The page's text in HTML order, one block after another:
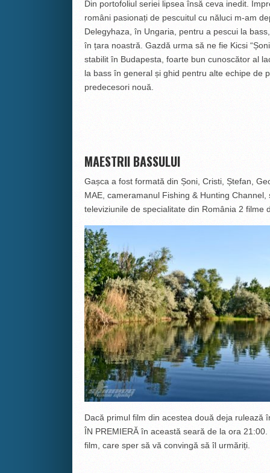
Din portofoliul seriei lipsea însă ceva inedit.
români pasionați de pescuitul cu năluci m-am
Delegyhaza, în Ungaria, pentru a pescui la
în țara noastră. Gazdă urma să ne fie Kicsi
stabilit în Budapesta, foarte bun cunoscător al
la bass în general și ghid pentru alte echipe de
predecesori nouă.
MAESTRII BASSULUI
Gașca a fost formată din Șoni, Cristi, Ștefan,
MAE, cameramanul Fishing & Hunting
televiziunile de specialitate din România 2 filme
Dacă primul film din acestea două deja rulează
ÎN PREMIERĂ în această seară de la ora
film, care sper să vă convingă să îl urmăriți.